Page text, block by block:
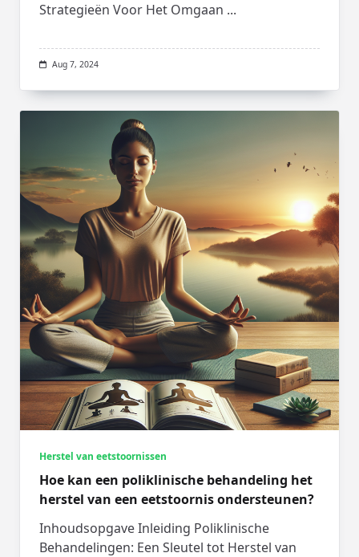
Strategieën Voor Het Omgaan ...
Aug 7, 2024
Herstel van eetstoornissen
Hoe kan een poliklinische behandeling het
herstel van een eetstoornis ondersteunen?
Inhoudsopgave Inleiding Poliklinische
Behandelingen: Een Sleutel tot Herstel van